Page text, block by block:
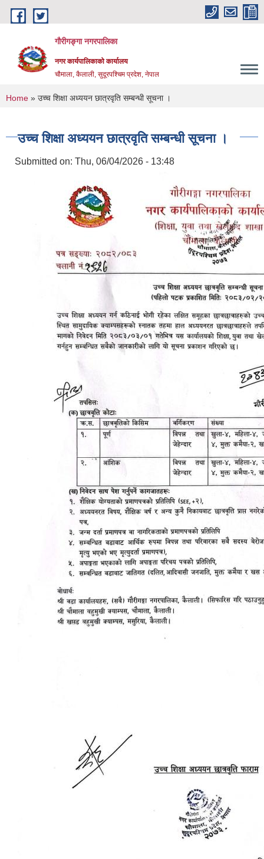
Skip to main content
गौरीगङ्गा नगरपालिका
नगर कार्यपालिकाको कार्यालय
चौमाला, कैलाली, सुदूरपश्चिम प्रदेश, नेपाल
You are here
Home » उच्च शिक्षा अध्ययन छात्रवृति सम्बन्धी सूचना ।
उच्च शिक्षा अध्ययन छात्रवृति सम्बन्धी सूचना ।
Submitted on: Thu, 06/04/2026 - 13:48